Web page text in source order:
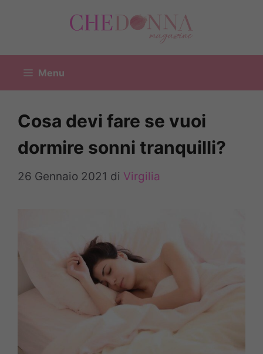
Menu
Cosa devi fare se vuoi
dormire sonni tranquilli?
26 Gennaio 2021 di Virgilia